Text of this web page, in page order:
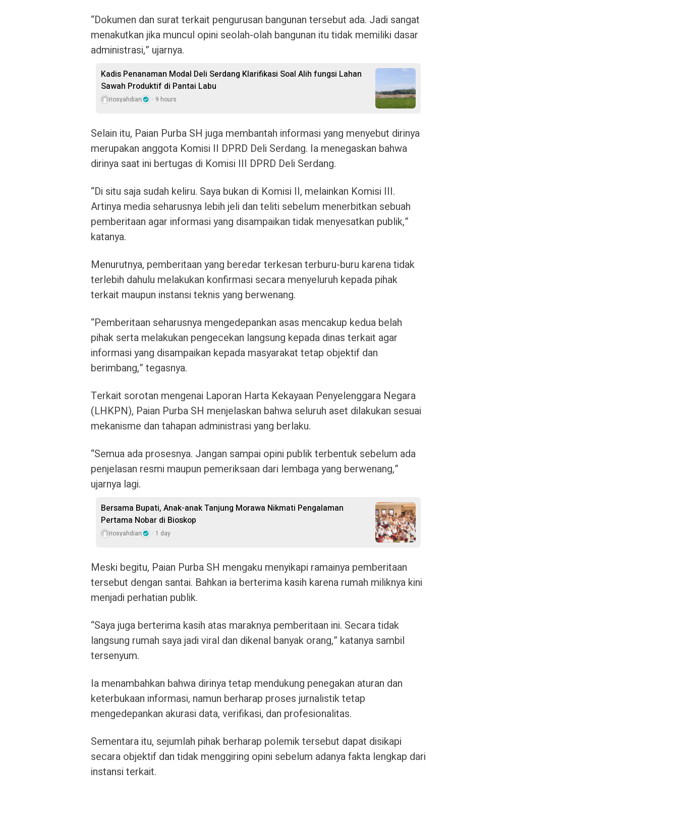
“Dokumen dan surat terkait pengurusan bangunan tersebut ada. Jadi sangat
menakutkan jika muncul opini seolah-olah bangunan itu tidak memiliki dasar
administrasi,” ujarnya.
Kadis Penanaman Modal Deli Serdang Klarifikasi Soal Alih fungsi Lahan
Sawah Produktif di Pantai Labu
riosyahdian 9 hours
Selain itu, Paian Purba SH juga membantah informasi yang menyebut dirinya
merupakan anggota Komisi II DPRD Deli Serdang. Ia menegaskan bahwa
dirinya saat ini bertugas di Komisi III DPRD Deli Serdang.
“Di situ saja sudah keliru. Saya bukan di Komisi II, melainkan Komisi III.
Artinya media seharusnya lebih jeli dan teliti sebelum menerbitkan sebuah
pemberitaan agar informasi yang disampaikan tidak menyesatkan publik,”
katanya.
Menurutnya, pemberitaan yang beredar terkesan terburu-buru karena tidak
terlebih dahulu melakukan konfirmasi secara menyeluruh kepada pihak
terkait maupun instansi teknis yang berwenang.
“Pemberitaan seharusnya mengedepankan asas mencakup kedua belah
pihak serta melakukan pengecekan langsung kepada dinas terkait agar
informasi yang disampaikan kepada masyarakat tetap objektif dan
berimbang,” tegasnya.
Terkait sorotan mengenai Laporan Harta Kekayaan Penyelenggara Negara
(LHKPN), Paian Purba SH menjelaskan bahwa seluruh aset dilakukan sesuai
mekanisme dan tahapan administrasi yang berlaku.
“Semua ada prosesnya. Jangan sampai opini publik terbentuk sebelum ada
penjelasan resmi maupun pemeriksaan dari lembaga yang berwenang,”
ujarnya lagi.
Bersama Bupati, Anak-anak Tanjung Morawa Nikmati Pengalaman
Pertama Nobar di Bioskop
riosyahdian 1 day
Meski begitu, Paian Purba SH mengaku menyikapi ramainya pemberitaan
tersebut dengan santai. Bahkan ia berterima kasih karena rumah miliknya kini
menjadi perhatian publik.
“Saya juga berterima kasih atas maraknya pemberitaan ini. Secara tidak
langsung rumah saya jadi viral dan dikenal banyak orang,” katanya sambil
tersenyum.
Ia menambahkan bahwa dirinya tetap mendukung penegakan aturan dan
keterbukaan informasi, namun berharap proses jurnalistik tetap
mengedepankan akurasi data, verifikasi, dan profesionalitas.
Sementara itu, sejumlah pihak berharap polemik tersebut dapat disikapi
secara objektif dan tidak menggiring opini sebelum adanya fakta lengkap dari
instansi terkait.